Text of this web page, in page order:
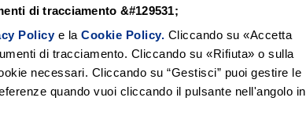
di tracciamento &#129531;
Policye laCookie Policy. Cliccando su «Accetta
di tracciamento. Cliccando su «Rifiuta» o sulla
necessari. Cliccando su “Gestisci” puoi gestire le
quando vuoi cliccando il pulsante nell'angolo in